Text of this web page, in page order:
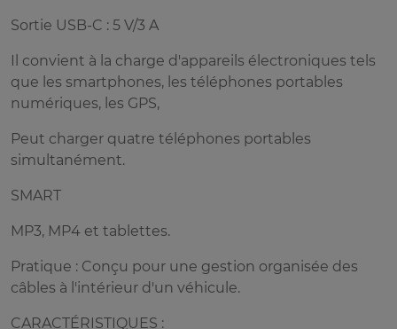
Sortie USB-C : 5 V/3 A
Il convient à la charge d'appareils électroniques tels
que les smartphones, les téléphones portables
numériques, les GPS,
Peut charger quatre téléphones portables
simultanément.
SMART
MP3, MP4 et tablettes.
Pratique : Conçu pour une gestion organisée des
câbles à l'intérieur d'un véhicule.
CARACTÉRISTIQUES :